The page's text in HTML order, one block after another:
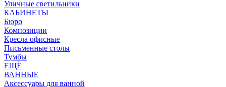
Уличные светильники
КАБИНЕТЫ
Бюро
Композиции
Кресла офисные
Письменные столы
Тумбы
ЕЩЁ
ВАННЫЕ
Аксессуары для ванной